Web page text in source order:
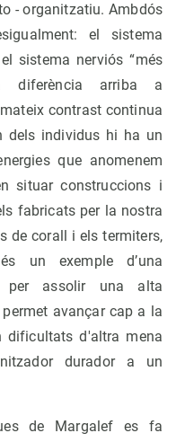
- organitzatiu. Ambdós
el sistema
sistema nerviós “més
diferència arriba a
contrast continua
dels individus hi ha un
que anomenem
situar construccions i
fabricats per la nostra
de corall i els termiters,
un exemple d’una
per assolir una alta
avançar cap a la
dificultats d'altra mena
durador a un
de Margalef es fa